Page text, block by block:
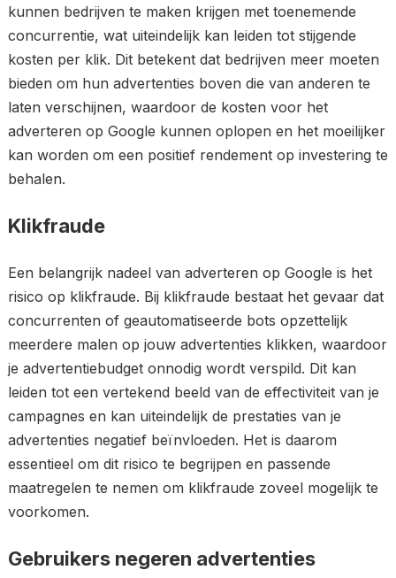
kunnen bedrijven te maken krijgen met toenemende
concurrentie, wat uiteindelijk kan leiden tot stijgende
kosten per klik. Dit betekent dat bedrijven meer moeten
bieden om hun advertenties boven die van anderen te
laten verschijnen, waardoor de kosten voor het
adverteren op Google kunnen oplopen en het moeilijker
kan worden om een ​​positief rendement op investering te
behalen.
Klikfraude
Een belangrijk nadeel van adverteren op Google is het
risico op klikfraude. Bij klikfraude bestaat het gevaar dat
concurrenten of geautomatiseerde bots opzettelijk
meerdere malen op jouw advertenties klikken, waardoor
je advertentiebudget onnodig wordt verspild. Dit kan
leiden tot een vertekend beeld van de effectiviteit van je
campagnes en kan uiteindelijk de prestaties van je
advertenties negatief beïnvloeden. Het is daarom
essentieel om dit risico te begrijpen en passende
maatregelen te nemen om klikfraude zoveel mogelijk te
voorkomen.
Gebruikers negeren advertenties